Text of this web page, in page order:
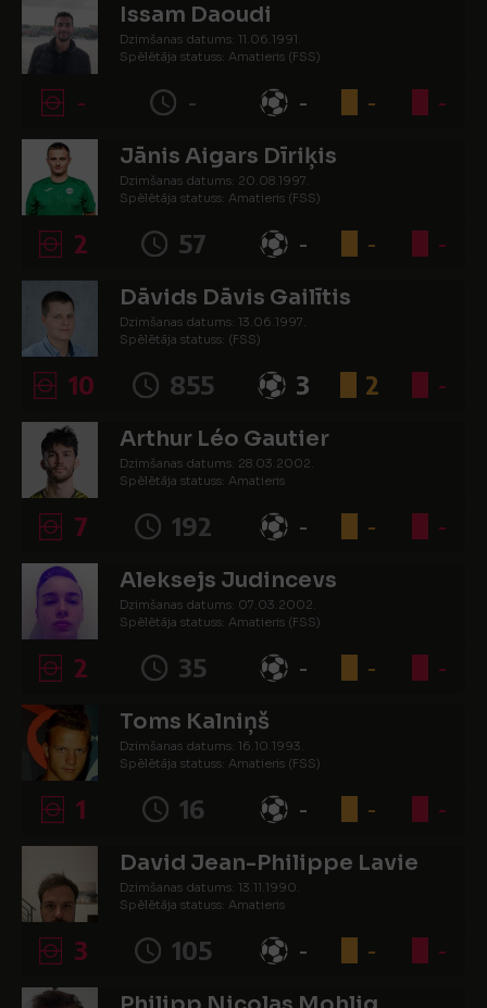
Issam Daoudi
Dzimšanas datums: 11.06.1991.
Spēlētāja statuss: Amatieris (FSS)
- - - - -
Jānis Aigars Dīriķis
Dzimšanas datums: 20.08.1997.
Spēlētāja statuss: Amatieris (FSS)
2 57 - - -
Dāvids Dāvis Gailītis
Dzimšanas datums: 13.06.1997.
Spēlētāja statuss: (FSS)
10 855 3 2 -
Arthur Léo Gautier
Dzimšanas datums: 28.03.2002.
Spēlētāja statuss: Amatieris
7 192 - - -
Aleksejs Judincevs
Dzimšanas datums: 07.03.2002.
Spēlētāja statuss: Amatieris (FSS)
2 35 - - -
Toms Kalniņš
Dzimšanas datums: 16.10.1993.
Spēlētāja statuss: Amatieris (FSS)
1 16 - - -
David Jean-Philippe Lavie
Dzimšanas datums: 13.11.1990.
Spēlētāja statuss: Amatieris
3 105 - - -